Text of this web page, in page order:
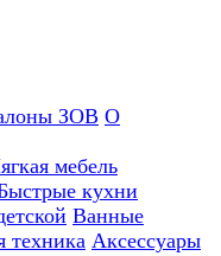
ЗОВ О
мебель
кухни
Ванные
техника Аксессуары